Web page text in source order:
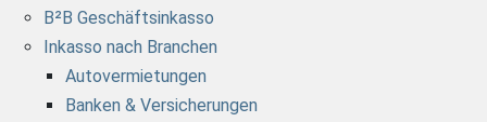
B²B Geschäftsinkasso
Inkasso nach Branchen
Autovermietungen
Banken & Versicherungen